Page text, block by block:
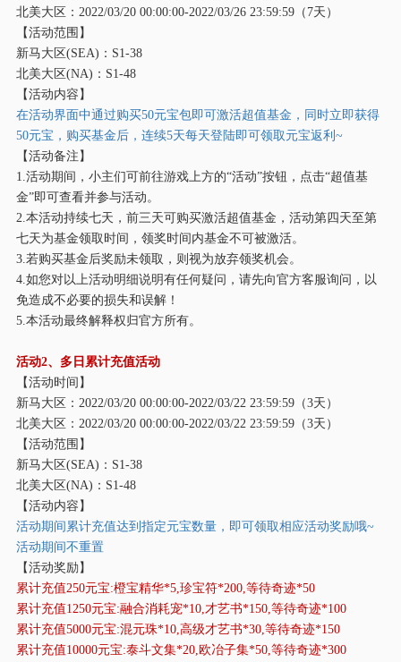
北美大区： 2022/03/20 00:00:00-2022/03/2623:59:59（7天）
【活动范围】
新马大区(SEA)：S1-38
北美大区(NA)：S1-48
【活动内容】
在活动界面中通过购买50元宝包即可激活超值基金，同时立即获得
50元宝，购买基金后，连续5天每天登陆即可领取元宝返利~
【活动备注】
1.活动期间，小主们可前往游戏上方的“活动”按钮，点击“超值基
金”即可查看并参与活动。
2.本活动持续七天，前三天可购买激活超值基金，活动第四天至第
七天为基金领取时间，领奖时间内基金不可被激活。
3.若购买基金后奖励未领取，则视为放弃领奖机会。
4.如您对以上活动明细说明有任何疑问，请先向官方客服询问，以
免造成不必要的损失和误解！
5.本活动最终解释权归官方所有。
活动2、多日累计充值活动
【活动时间】
新马大区： 2022/03/20 00:00:00-2022/03/22 23:59:59（3天）
北美大区： 2022/03/20 00:00:00-2022/03/22 23:59:59（3天）
【活动范围】
新马大区(SEA)：S1-38
北美大区(NA)：S1-48
【活动内容】
活动期间累计充值达到指定元宝数量，即可领取相应活动奖励哦~
活动期间不重置
【活动奖励】
累计充值250元宝:橙宝精华*5,珍宝符*200,等待奇迹*50
累计充值1250元宝:融合消耗宠*10,才艺书*150,等待奇迹*100
累计充值5000元宝:混元珠*10,高级才艺书*30,等待奇迹*150
累计充值10000元宝:泰斗文集*20,欧冶子集*50,等待奇迹*300